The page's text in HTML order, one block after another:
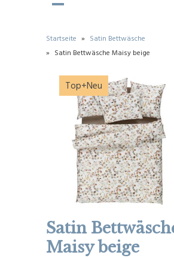
Startseite » Satin Bettwäsche
» Satin Bettwäsche Maisy beige
Top+Neu
Satin
Maisy beige